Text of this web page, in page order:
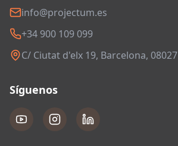
info@projectum.es
+34 900 109 099
C/ Ciutat d'elx 19, Barcelona, 08027
Síguenos